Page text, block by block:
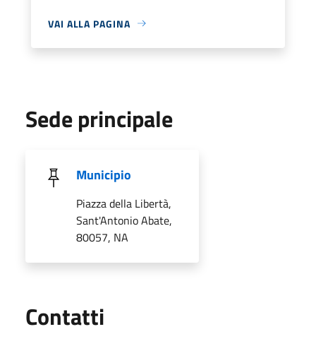
VAI ALLA PAGINA
Sede principale
Municipio
Piazza della Libertà,
Sant'Antonio Abate,
80057, NA
Contatti